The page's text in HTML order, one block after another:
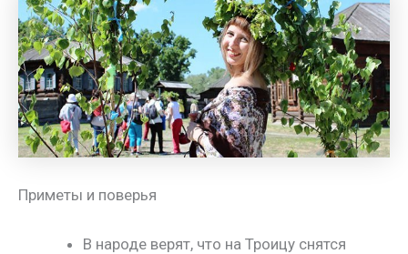
Приметы и поверья
В народе верят, что на Троицу снятся